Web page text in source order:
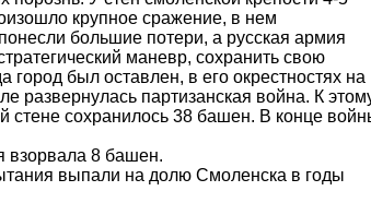
крупное сражение, в нем
большие потери, а русская армия
маневр, сохранить свою
город был оставлен, в его окрестностях на
развернулась партизанская война. К
стене сохранилось 38 башен. В конце
взорвала 8 башен.
выпали на долю Смоленска в годы